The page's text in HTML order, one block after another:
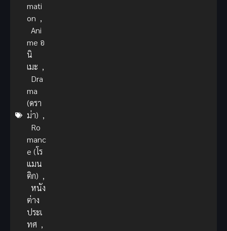
mati
on ,
Ani
me อ
นิ
เมะ ,
Dra
ma
(ดรา
ม่า) ,
Ro
manc
e (โร
แมน
ติก) ,
หนัง
ต่าง
ประเ
ทศ ,